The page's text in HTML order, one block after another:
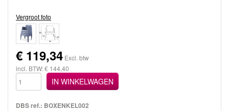
Vergroot foto
€ 119,34 Excl. btw
incl. BTW: € 144,40
IN WINKELWAGEN
DBS ref.: BOXENKEL002